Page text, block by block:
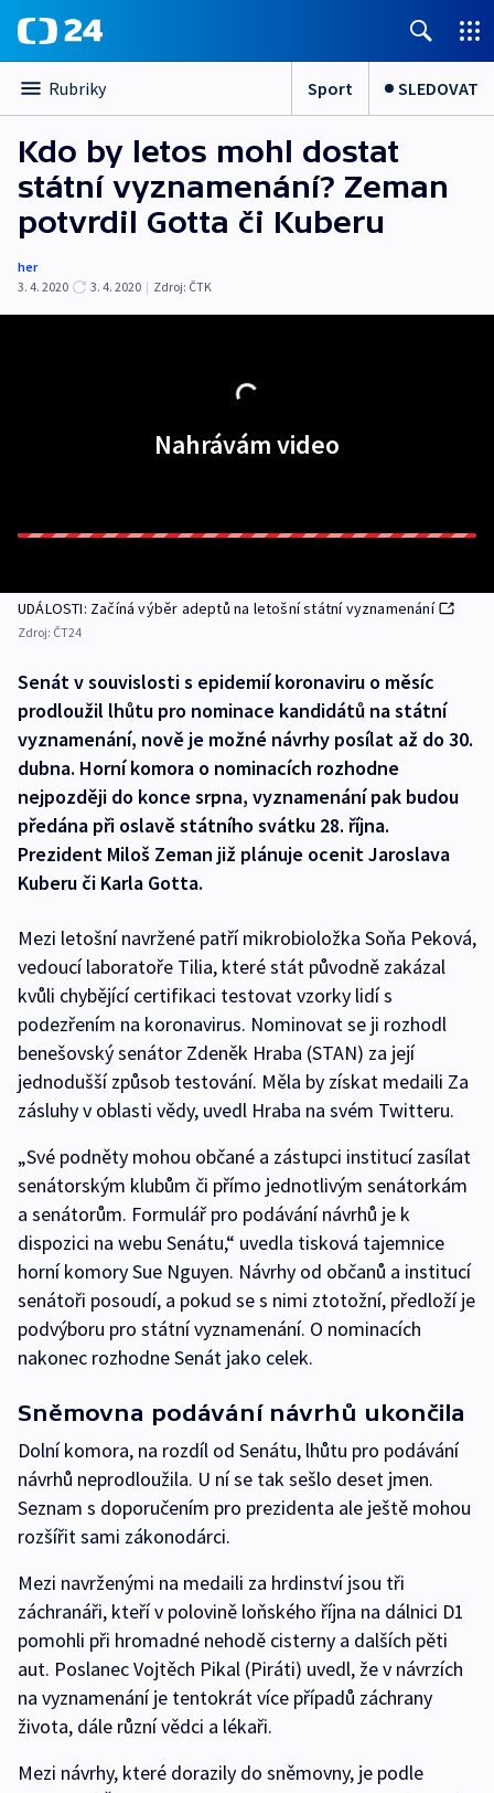
Rubriky Sport SLEDOVAT
Kdo by letos mohl dostat
státní vyznamenání? Zeman
potvrdil Gotta či Kuberu
her
3. 4. 2020
3. 4. 2020 | Zdroj: ČTK
Nahrávám video
UDÁLOSTI: Začíná výběr adeptů na letošní státní vyznamenání
Zdroj: ČT24
Senát v souvislosti s epidemií koronaviru o měsíc
prodloužil lhůtu pro nominace kandidátů na státní
vyznamenání, nově je možné návrhy posílat až do 30.
dubna. Horní komora o nominacích rozhodne
nejpozději do konce srpna, vyznamenání pak budou
předána při oslavě státního svátku 28. října.
Prezident Miloš Zeman již plánuje ocenit Jaroslava
Kuberu či Karla Gotta.
Mezi letošní navržené patří mikrobioložka Soňa Peková,
vedoucí laboratoře Tilia, které stát původně zakázal
kvůli chybějící certifikaci testovat vzorky lidí s
podezřením na koronavirus. Nominovat se ji rozhodl
benešovský senátor Zdeněk Hraba (STAN) za její
jednodušší způsob testování. Měla by získat medaili Za
zásluhy v oblasti vědy, uvedl Hraba na svém Twitteru.
„Své podněty mohou občané a zástupci institucí zasílat
senátorským klubům či přímo jednotlivým senátorkám
a senátorům. Formulář pro podávání návrhů je k
dispozici na webu Senátu,“ uvedla tisková tajemnice
horní komory Sue Nguyen. Návrhy od občanů a institucí
senátoři posoudí, a pokud se s nimi ztotožní, předloží je
podvýboru pro státní vyznamenání. O nominacích
nakonec rozhodne Senát jako celek.
Sněmovna podávání návrhů ukončila
Dolní komora, na rozdíl od Senátu, lhůtu pro podávání
návrhů neprodloužila. U ní se tak sešlo deset jmen.
Seznam s doporučením pro prezidenta ale ještě mohou
rozšířit sami zákonodárci.
Mezi navrženými na medaili za hrdinství jsou tři
záchranáři, kteří v polovině loňského října na dálnici D1
pomohli při hromadné nehodě cisterny a dalších pěti
aut. Poslanec Vojtěch Pikal (Piráti) uvedl, že v návrzích
na vyznamenání je tentokrát více případů záchrany
života, dále různí vědci a lékaři.
Mezi návrhy, které dorazily do sněmovny, je podle